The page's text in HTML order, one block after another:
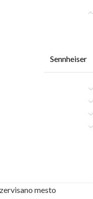
Sennheiser